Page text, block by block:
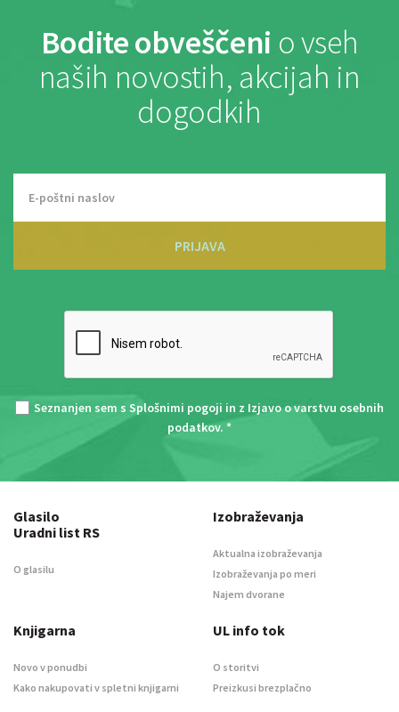
Bodite obveščeni o vseh
naših novostih, akcijah in
dogodkih
PRIJAVA
Seznanjen sem s Splošnimi pogoji in z Izjavo o varstvu osebnih
podatkov. *
Glasilo
Uradni list RS
O glasilu
Izobraževanja
Aktualna izobraževanja
Izobraževanja po meri
Najem dvorane
Knjigarna
Novo v ponudbi
Kako nakupovati v spletni knjigarni
UL info tok
O storitvi
Preizkusi brezplačno